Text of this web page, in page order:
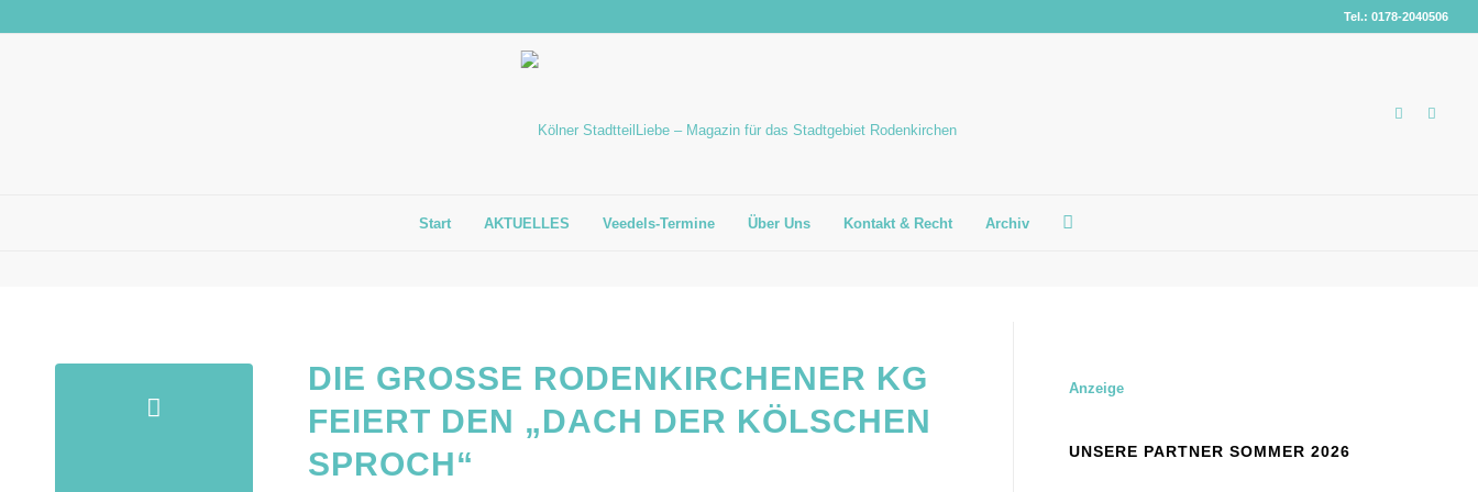
Tel.: 0178-2040506
Start AKTUELLES Veedels-Termine Über Uns Kontakt & Recht Archiv
DIE GROSSE RODENKIRCHENER KG F
EIERT DEN „DACH DER KÖLSCHEN S
PROCH“
Anzeige
UNSERE PARTNER SOMMER 2026